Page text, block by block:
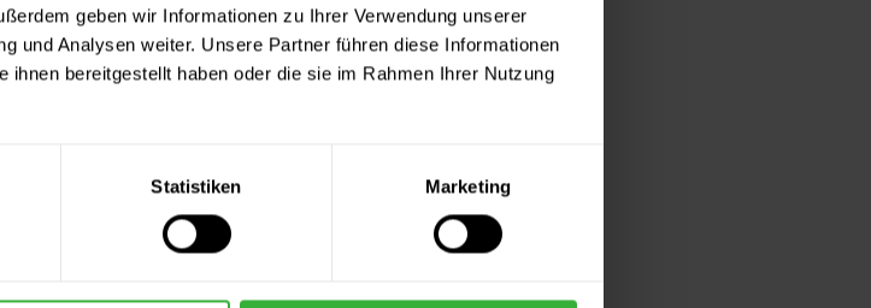
geben wir Informationen zu Ihrer Verwendung unserer
und Analysen weiter. Unsere Partner führen diese Informationen
bereitgestellt haben oder die sie im Rahmen Ihrer Nutzung
Statistiken Marketing